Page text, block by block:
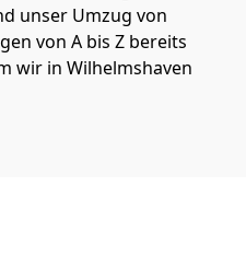
unser Umzug von
von A bis Z bereits
wir in Wilhelmshaven